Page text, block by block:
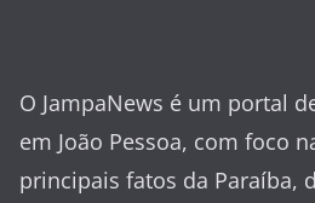
O JampaNews é um portal
em João Pessoa, com foco
principais fatos da Paraíba,